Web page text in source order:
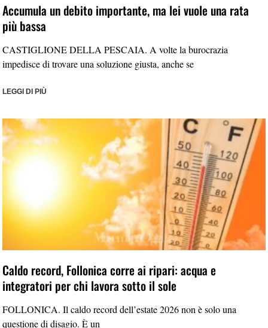
Accumula un debito importante, ma lei vuole una rata
più bassa
CASTIGLIONE DELLA PESCAIA. A volte la burocrazia
impedisce di trovare una soluzione giusta, anche se
LEGGI DI PIÙ
Caldo record, Follonica corre ai ripari: acqua e
integratori per chi lavora sotto il sole
FOLLONICA. Il caldo record dell’estate 2026 non è solo una
questione di disagio. È un